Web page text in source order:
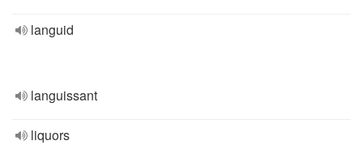
languid
languissant
liquors